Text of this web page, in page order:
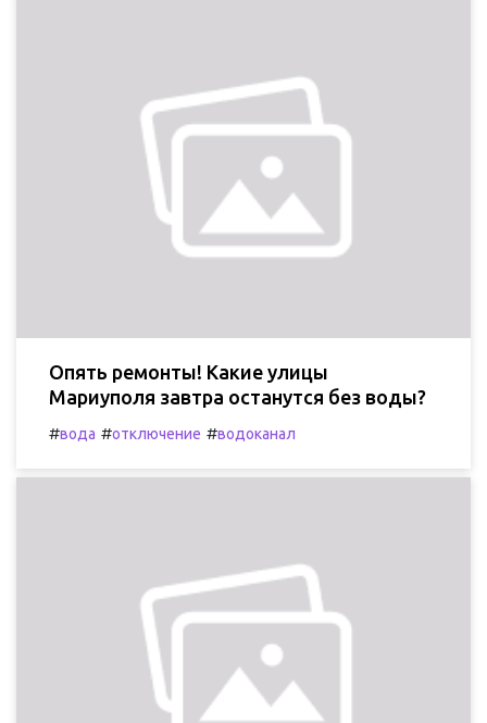
Опять ремонты! Какие улицы
Мариуполя завтра останутся без воды?
#вода #отключение #водоканал